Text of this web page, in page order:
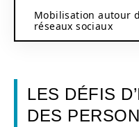
Mobilisation autour
réseaux sociaux
LES DÉFIS
DES